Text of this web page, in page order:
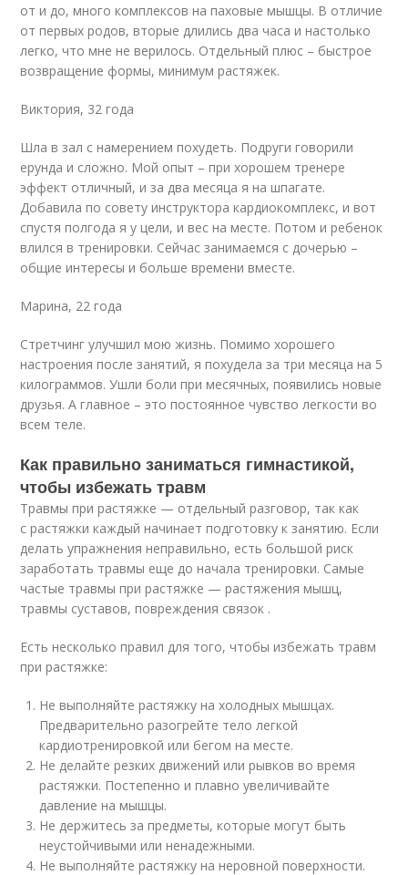
от и до, много комплексов на паховые мышцы. В отличие
от первых родов, вторые длились два часа и настолько
легко, что мне не верилось. Отдельный плюс – быстрое
возвращение формы, минимум растяжек.
Виктория, 32 года
Шла в зал с намерением похудеть. Подруги говорили
ерунда и сложно. Мой опыт – при хорошем тренере
эффект отличный, и за два месяца я на шпагате.
Добавила по совету инструктора кардиокомплекс, и вот
спустя полгода я у цели, и вес на месте. Потом и ребенок
влился в тренировки. Сейчас занимаемся с дочерью –
общие интересы и больше времени вместе.
Марина, 22 года
Стретчинг улучшил мою жизнь. Помимо хорошего
настроения после занятий, я похудела за три месяца на 5
килограммов. Ушли боли при месячных, появились новые
друзья. А главное – это постоянное чувство легкости во
всем теле.
Как правильно заниматься гимнастикой,
чтобы избежать травм
Травмы при растяжке — отдельный разговор, так как
с растяжки каждый начинает подготовку к занятию. Если
делать упражнения неправильно, есть большой риск
заработать травмы еще до начала тренировки. Самые
частые травмы при растяжке — растяжения мышц,
травмы суставов, повреждения связок .
Есть несколько правил для того, чтобы избежать травм
при растяжке:
Не выполняйте растяжку на холодных мышцах.
Предварительно разогрейте тело легкой
кардиотренировкой или бегом на месте.
Не делайте резких движений или рывков во время
растяжки. Постепенно и плавно увеличивайте
давление на мышцы.
Не держитесь за предметы, которые могут быть
неустойчивыми или ненадежными.
Не выполняйте растяжку на неровной поверхности.